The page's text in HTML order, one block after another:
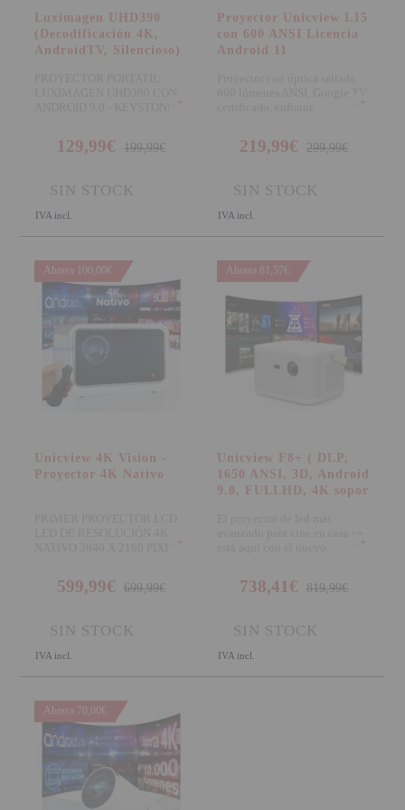
Luximagen UHD390
(Decodificación 4K,
AndroidTV, Silencioso)
+
129,99€ 199,99€
SIN STOCK
IVA incl.
Proyector Unicview L15
con 600 ANSI Licencia
Android 11
+
219,99€ 299,99€
SIN STOCK
IVA incl.
Ahorra 100,00€
Unicview 4K Vision -
Proyector 4K Nativo
+
599,99€ 699,99€
SIN STOCK
IVA incl.
Ahorra 81,57€
Unicview F8+ ( DLP,
1650 ANSI, 3D, Android
9.0, FULLHD, 4K sopor
+
738,41€ 819,99€
SIN STOCK
IVA incl.
Ahorra 70,00€